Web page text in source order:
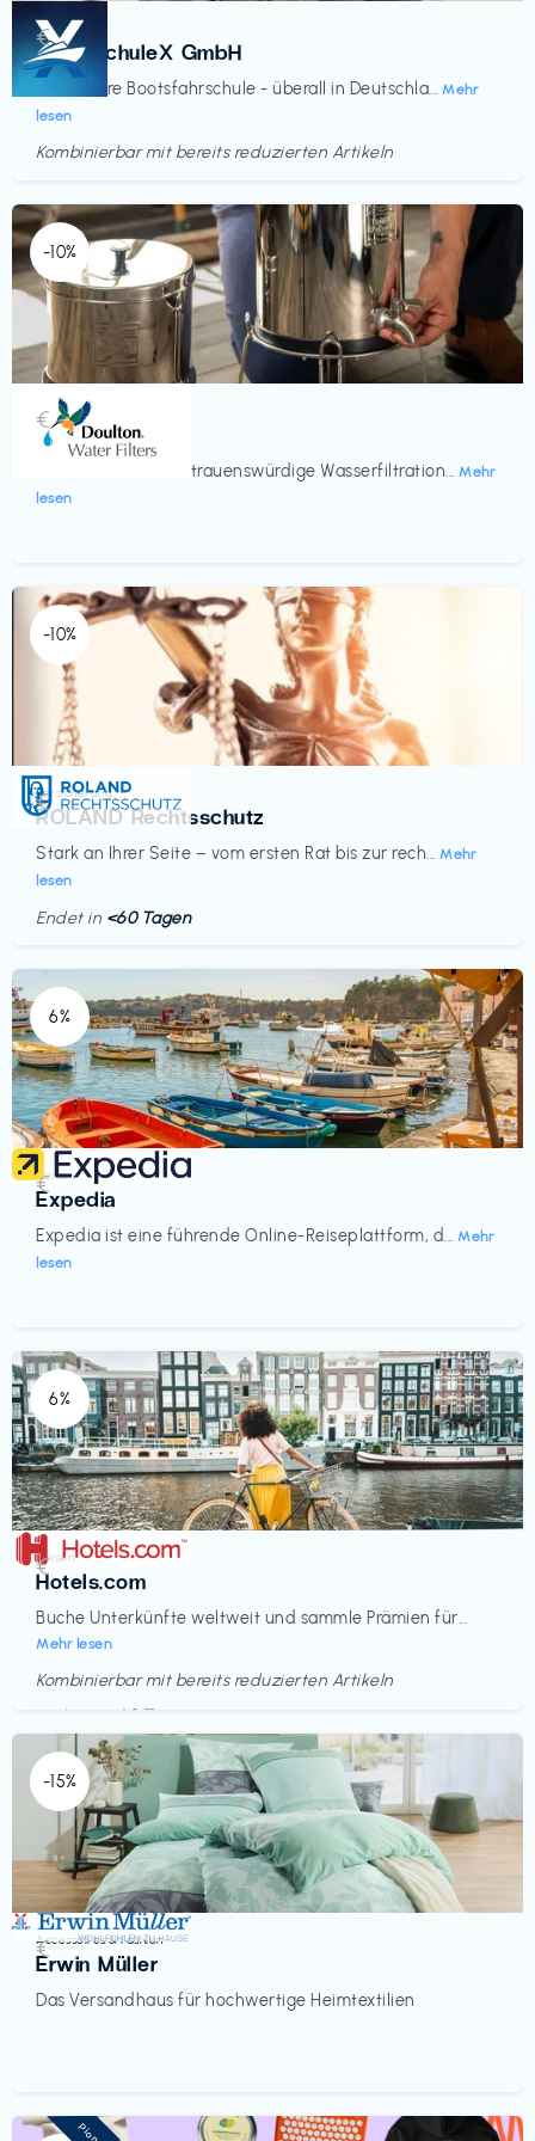
Kurse
BootsschuleX GmbH
Deine faire Bootsfahrschule - überall in Deutschla... Mehr
lesen
€‎
Kombinierbar mit bereits reduzierten Artikeln
-10%
Küche & Haushalt
Doulton
Seit 200 Jahren vertrauenswürdige Wasserfiltration... Mehr
lesen
€‎
-10%
Versicherung
ROLAND Rechtsschutz
Stark an Ihrer Seite – vom ersten Rat bis zur rech... Mehr
lesen
€‎
Endet in <60 Tagen
6%
Reisen
Expedia
Expedia ist eine führende Online-Reiseplattform, d... Mehr
lesen
€‎
6%
Reisen
Hotels.com
Buche Unterkünfte weltweit und sammle Prämien für...
Mehr lesen
€‎
Kombinierbar mit bereits reduzierten Artikeln
Endet in
<60 Tagen
-15%
Accessoires & Fashion
Erwin Müller
Das Versandhaus für hochwertige Heimtextilien
€‎